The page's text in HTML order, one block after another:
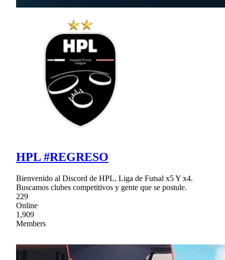
HPL #REGRESO
Bienvenido al Discord de HPL, Liga de Futsal x5 Y x4.
Buscamos clubes competitivos y gente que se postule.
229
Online
1,909
Members